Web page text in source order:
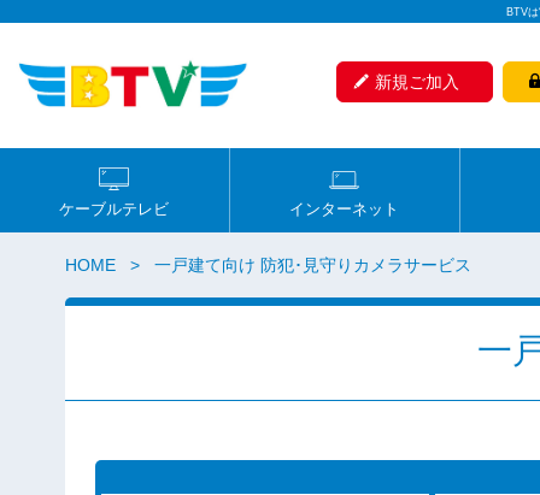
BTV
新規ご加入
ケーブルテレビ インターネット
HOME 一戸建て向け 防犯･見守りカメラサービス
一